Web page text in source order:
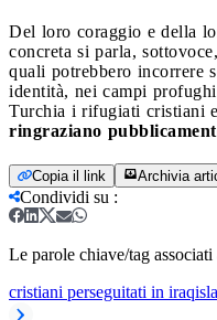
Del loro coraggio e della
concreta si parla,
quali potrebbero incorrere
identità, nei campi
Turchia i rifugiati cristiani
ringraziano
Copia il link Archivia
Condividi su :
Le parole chiave/tag
cristiani perseguitati in iraq